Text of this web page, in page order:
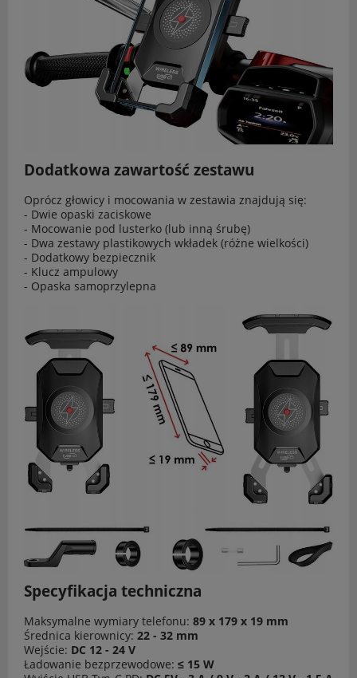
Dodatkowa zawartość zestawu
Oprócz głowicy i mocowania w zestawia znajdują się:
- Dwie opaski zaciskowe
- Mocowanie pod lusterko (lub inną śrubę)
- Dwa zestawy plastikowych wkładek (różne wielkości)
- Dodatkowy bezpiecznik
- Klucz ampulowy
- Opaska samoprzylepna
Specyfikacja techniczna
Maksymalne wymiary telefonu: 89 x 179 x 19 mm
Średnica kierownicy: 22 - 32 mm
Wejście: DC 12 - 24 V
Ładowanie bezprzewodowe: ≤ 15 W